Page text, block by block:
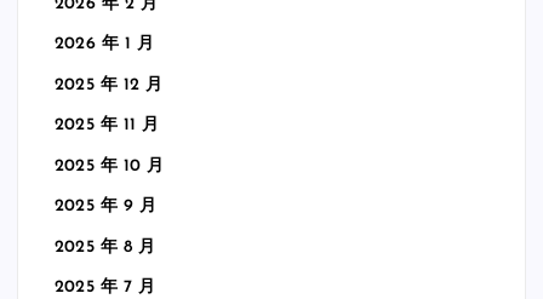
2026 年 2 月
2026 年 1 月
2025 年 12 月
2025 年 11 月
2025 年 10 月
2025 年 9 月
2025 年 8 月
2025 年 7 月